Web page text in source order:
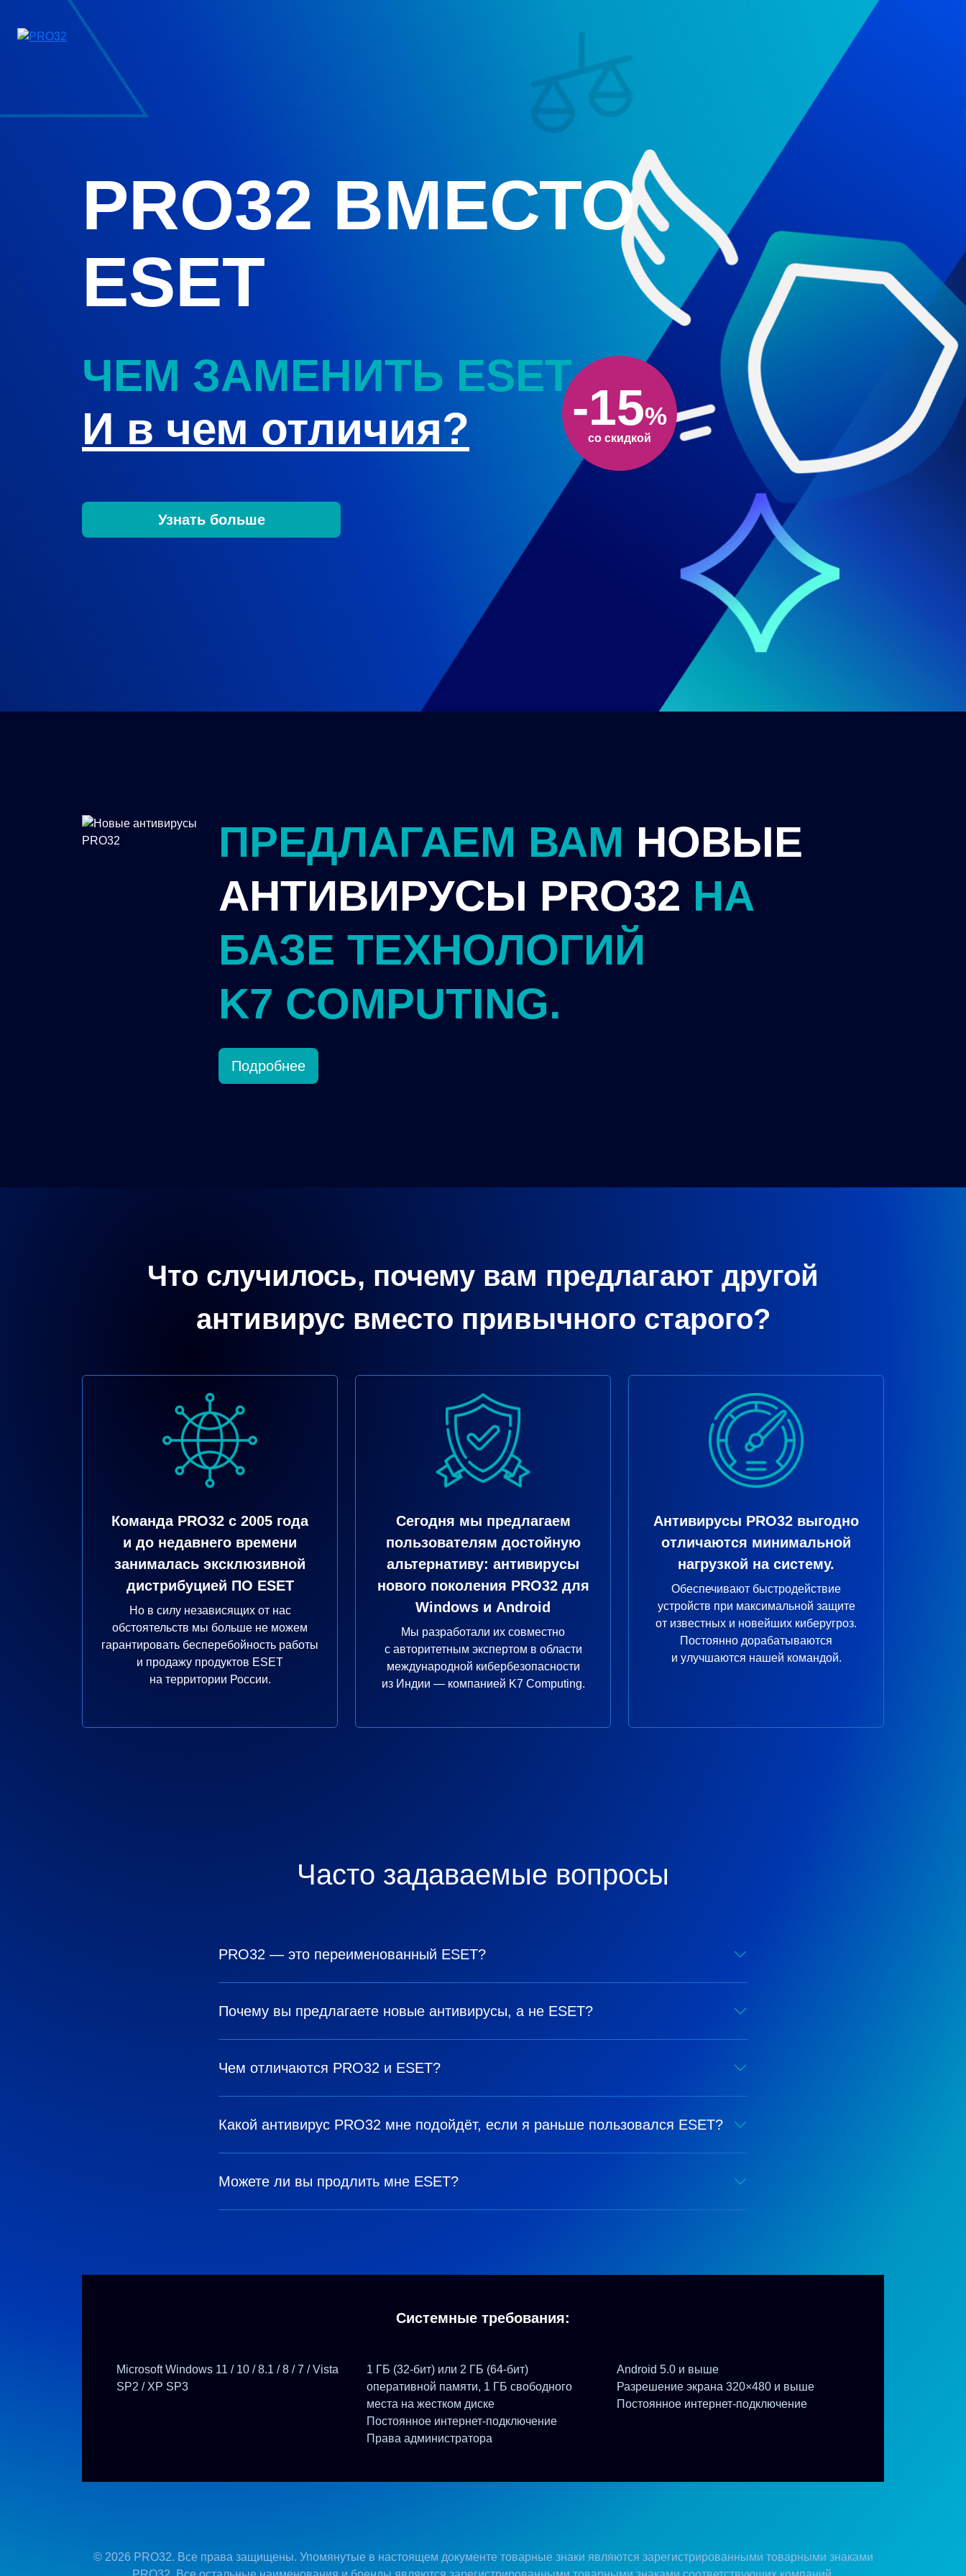
PRO32 ВМЕСТО
ESET
ЧЕМ ЗАМЕНИТЬ ESET
И в чем отличия?
Узнать больше
-15%
со скидкой
ПРЕДЛАГАЕМ ВАМ НОВЫЕ
АНТИВИРУСЫ PRO32 НА
БАЗЕ ТЕХНОЛОГИЙ
K7 COMPUTING.
Подробнее
Что случилось, почему вам предлагают другой
антивирус вместо привычного старого?
Команда PRO32 с 2005 года
и до недавнего времени
занималась эксклюзивной
дистрибуцией ПО ESET
Но в силу независящих от нас
обстоятельств мы больше не можем
гарантировать бесперебойность работы
и продажу продуктов ESET
на территории России.
Сегодня мы предлагаем
пользователям достойную
альтернативу: антивирусы
нового поколения PRO32 для
Windows и Android
Мы разработали их совместно
с авторитетным экспертом в области
международной кибербезопасности
из Индии — компанией K7 Computing.
Антивирусы PRO32 выгодно
отличаются минимальной
нагрузкой на систему.
Обеспечивают быстродействие
устройств при максимальной защите
от известных и новейших киберугроз.
Постоянно дорабатываются
и улучшаются нашей командой.
Часто задаваемые вопросы
PRO32 — это переименованный ESET?
Почему вы предлагаете новые антивирусы, а не ESET?
Чем отличаются PRO32 и ESET?
Какой антивирус PRO32 мне подойдёт, если я раньше пользовался ESET?
Можете ли вы продлить мне ESET?
Системные требования:
Microsoft Windows 11 / 10 / 8.1 / 8 / 7 / Vista
SP2 / XP SP3
1 ГБ (32-бит) или 2 ГБ (64-бит)
оперативной памяти, 1 ГБ свободного
места на жестком диске
Постоянное интернет-подключение
Права администратора
Android 5.0 и выше
Разрешение экрана 320×480 и выше
Постоянное интернет-подключение
© 2026 PRO32. Все права защищены. Упомянутые в настоящем документе товарные знаки являются зарегистрированными товарными знаками